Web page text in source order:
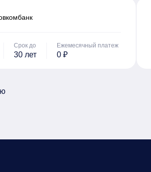
Срок до
30 лет
Ежемесячный платеж
0 ₽